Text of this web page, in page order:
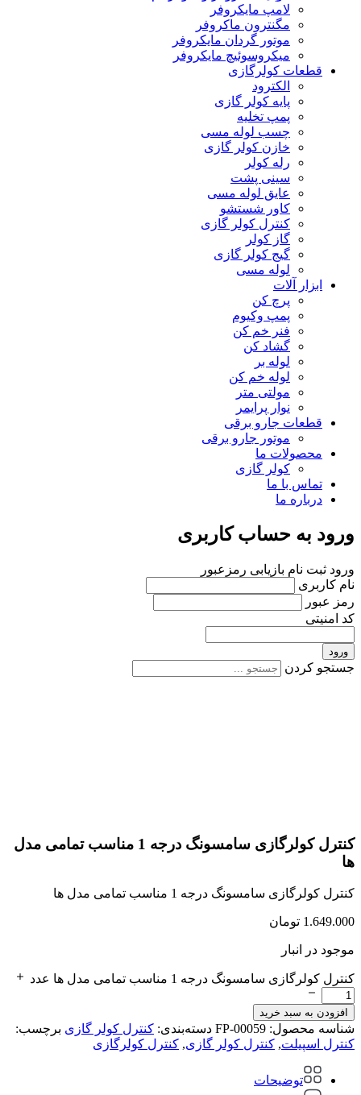
لامپ مایکروفر
مگنترون ماکروفر
موتور گردان مایکروفر
میکروسوئیچ مایکروفر
قطعات کولرگازی
الکترود
پایه کولر گازی
پمپ تخلیه
چسب لوله مسی
خازن کولر گازی
رله کولر
سینی پشت
عایق لوله مسی
کاور شستشو
کنترل کولر گازی
گاز کولر
گیج کولر گازی
لوله مسی
ابزار آلات
پرچ کن
پمپ وکیوم
فنر خم کن
گشاد کن
لوله بر
لوله خم کن
مولتی متر
نوار پرایمر
قطعات جارو برقی
موتور جارو برقی
محصولات ما
کولر گازی
تماس با ما
درباره ما
ورود به حساب کاربری
ورود ثبت نام بازیابی رمزعبور
نام کاربری
رمز عبور
کد امنیتی
ورود
جستجو کردن
کنترل کولرگازی سامسونگ درجه 1 مناسب تمامی مدل
ها
کنترل کولرگازی سامسونگ درجه 1 مناسب تمامی مدل ها
1.649.000 تومان
موجود در انبار
کنترل کولرگازی سامسونگ درجه 1 مناسب تمامی مدل ها عدد
افزودن به سبد خرید
شناسه محصول: FP-00059 دسته‌بندی: کنترل کولر گازی برچسب:
کنترل اسپیلت, کنترل کولر گازی, کنترل کولرگازی
توضیحات